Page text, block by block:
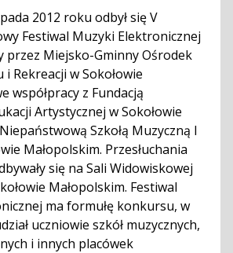
2012 roku odbył się V
Festiwal Muzyki Elektronicznej
przez Miejsko-Gminny Ośrodek
Rekreacji w Sokołowie
współpracy z Fundacją
Artystycznej w Sokołowie
Szkołą Muzyczną I
Małopolskim. Przesłuchania
się na Sali Widowiskowej
Małopolskim. Festiwal
ma formułę konkursu, w
uczniowie szkół muzycznych,
i innych placówek